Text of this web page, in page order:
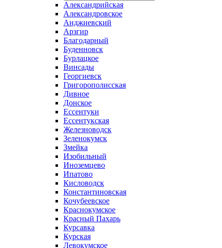
Александрийская
Александровское
Анджиевский
Арзгир
Благодарный
Буденновск
Бурлацкое
Винсады
Георгиевск
Григорополисская
Дивное
Донское
Ессентуки
Ессентукская
Железноводск
Зеленокумск
Змейка
Изобильный
Иноземцево
Ипатово
Кисловодск
Константиновская
Кочубеевское
Краснокумское
Красный Пахарь
Курсавка
Курская
Левокумское